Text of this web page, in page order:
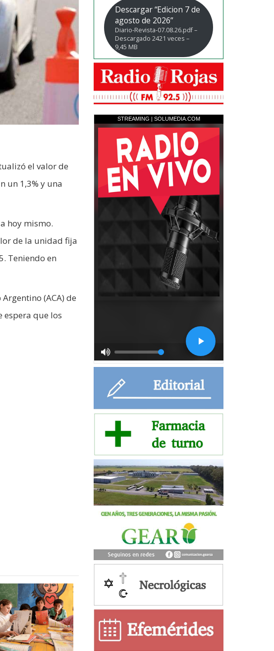
el valor de
un 1,3% y una
hoy mismo.
de la unidad fija
Teniendo en
(ACA) de
espera que los
Descargar “Edicion 7 de
agosto de 2026”
Diario-Revista-07.08.26.pdf –
Descargado 2421 veces –
9,45 MB